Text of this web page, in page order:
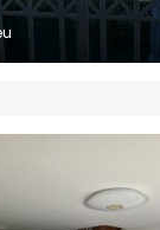
Leblond 97460